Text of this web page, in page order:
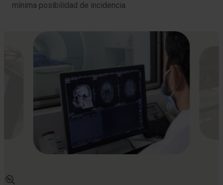
mínima posibilidad de incidencia.